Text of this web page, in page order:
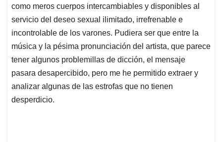
como meros cuerpos intercambiables y disponibles al
servicio del deseo sexual ilimitado, irrefrenable e
incontrolable de los varones. Pudiera ser que entre la
música y la pésima pronunciación del artista, que parece
tener algunos problemillas de dicción, el mensaje
pasara desapercibido, pero me he permitido extraer y
analizar algunas de las estrofas que no tienen
desperdicio.